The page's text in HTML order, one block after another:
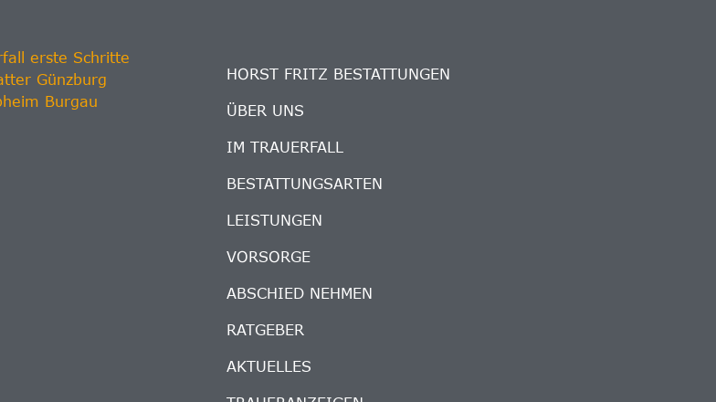
HORST FRITZ BESTATTUNGEN
ÜBER UNS
IM TRAUERFALL
BESTATTUNGSARTEN
LEISTUNGEN
VORSORGE
ABSCHIED NEHMEN
RATGEBER
AKTUELLES